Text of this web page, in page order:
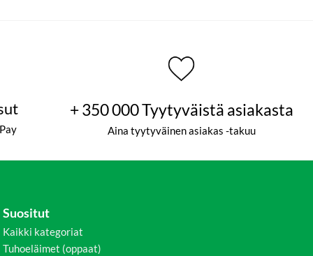
+ 350 000 Tyytyväistä asiakasta
Aina tyytyväinen asiakas -takuu
Suositut
Kaikki kategoriat
Tuhoeläimet (oppaat)